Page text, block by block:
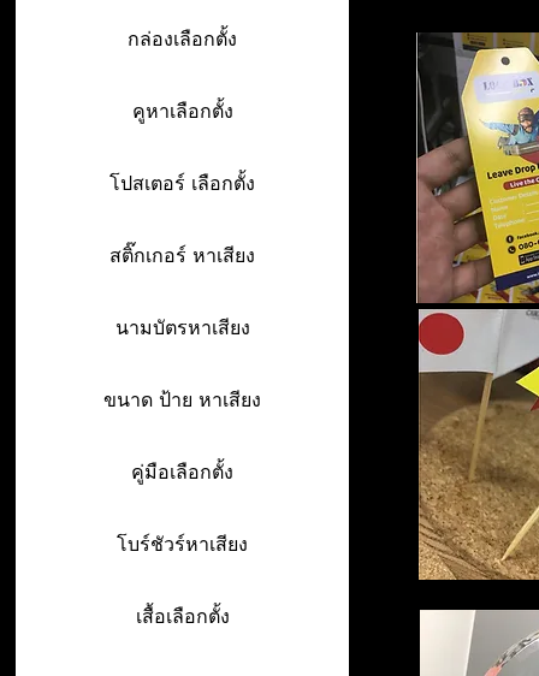
กล่องเลือกตั้ง
คูหาเลือกตั้ง
โปสเตอร์ เลือกตั้ง
สติ๊กเกอร์ หาเสียง
นามบัตรหาเสียง
ขนาด ป้าย หาเสียง
คู่มือเลือกตั้ง
โบร์ชัวร์หาเสียง
เสื้อเลือกตั้ง